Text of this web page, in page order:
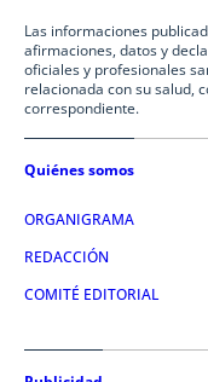
Las informaciones
afirmaciones, datos y
oficiales y profesionales
relacionada con su salud,
correspondiente.
Quiénes somos
ORGANIGRAMA
REDACCIÓN
COMITÉ EDITORIAL